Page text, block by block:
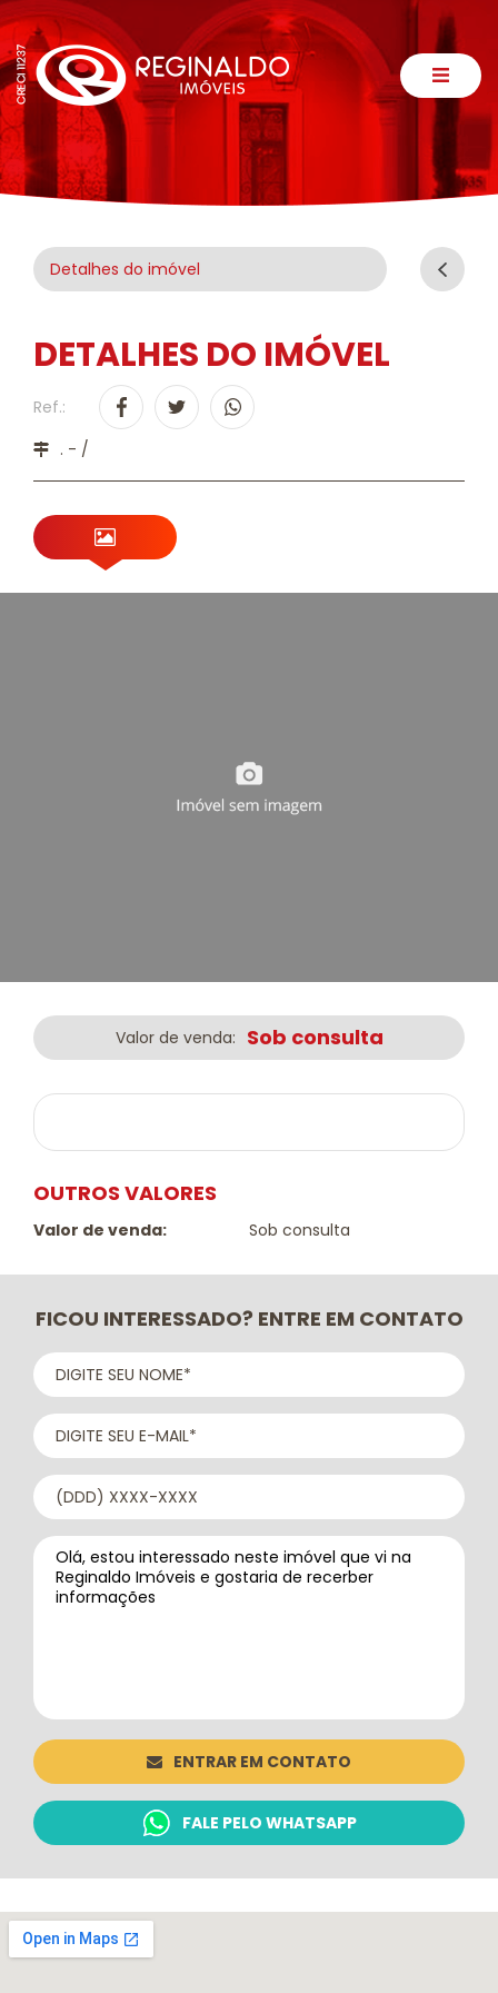
Detalhes do imóvel
DETALHES DO IMÓVEL
Ref.:
. - /
Valor de venda: Sob consulta
OUTROS VALORES
Valor de venda: Sob consulta
FICOU INTERESSADO? ENTRE EM CONTATO
ENTRAR EM CONTATO
FALE PELO WHATSAPP